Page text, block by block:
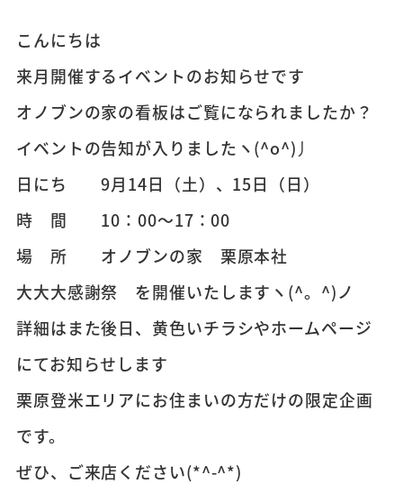
こんにちは
来月開催するイベントのお知らせです
オノブンの家の看板はご覧になられましたか？
イベントの告知が入りましたヽ(^o^)丿
日にち 9月14日（土）、15日（日）
時 間 10：00～17：00
場 所 オノブンの家 栗原本社
大大大感謝祭 を開催いたしますヽ(^。^)ノ
詳細はまた後日、黄色いチラシやホームページ
にてお知らせします
栗原登米エリアにお住まいの方だけの限定企画
です。
ぜひ、ご来店ください(*^-^*)